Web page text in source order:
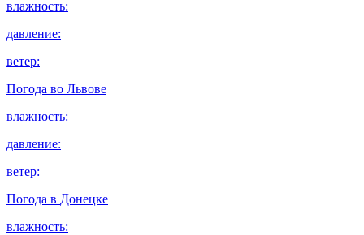
влажность:
давление:
ветер:
Погода во Львове
влажность:
давление:
ветер:
Погода в Донецке
влажность: